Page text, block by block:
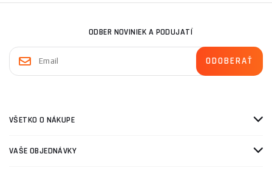
ODBER NOVINIEK A PODUJATÍ
VŠETKO O NÁKUPE
VAŠE OBJEDNÁVKY